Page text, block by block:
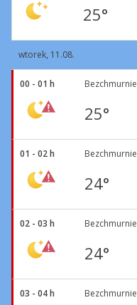
25°
wtorek, 11.08.
00 - 01 h Bezchmurnie
25°
01 - 02 h Bezchmurnie
24°
02 - 03 h Bezchmurnie
24°
03 - 04 h Bezchmurnie